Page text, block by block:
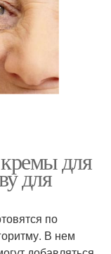
для
для
по
В нем